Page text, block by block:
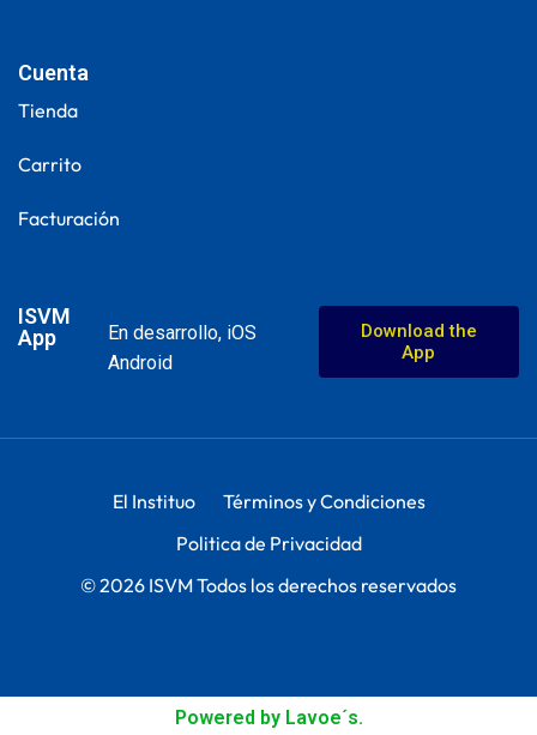
Cuenta
Tienda
Carrito
Facturación
ISVM
App
En desarrollo, iOS
Android
Download the
App
El Instituo
Términos y Condiciones
Politica de Privacidad
© 2026 ISVM Todos los derechos reservados
Powered by Lavoe´s.